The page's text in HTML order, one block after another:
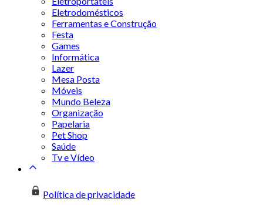
Eletrodomésticos
Ferramentas e Construção
Festa
Games
Informática
Lazer
Mesa Posta
Móveis
Mundo Beleza
Organização
Papelaria
Pet Shop
Saúde
Tv e Vídeo
Política de privacidade